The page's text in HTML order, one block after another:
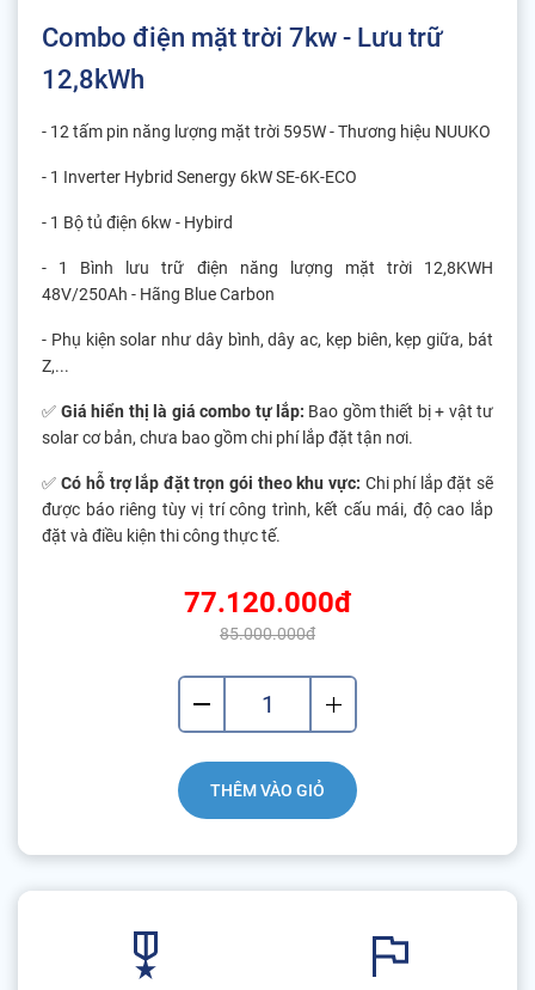
Combo điện mặt trời 7kw - Lưu trữ
12,8kWh
- 12 tấm pin năng lượng mặt trời 595W - Thương hiệu NUUKO
- 1 Inverter Hybrid Senergy 6kW SE-6K-ECO
- 1 Bộ tủ điện 6kw - Hybird
- 1 Bình lưu trữ điện năng lượng mặt trời 12,8KWH
48V/250Ah - Hãng Blue Carbon
- Phụ kiện solar như dây bình, dây ac, kẹp biên, kẹp giữa, bát
Z,...
✅ Giá hiển thị là giá combo tự lắp: Bao gồm thiết bị + vật tư
solar cơ bản, chưa bao gồm chi phí lắp đặt tận nơi.
✅Có hỗ trợ lắp đặt trọn gói theo khu vực: Chi phí lắp đặt sẽ
được báo riêng tùy vị trí công trình, kết cấu mái, độ cao lắp
đặt và điều kiện thi công thực tế.
77.120.000đ
85.000.000đ
THÊM VÀO GIỎ